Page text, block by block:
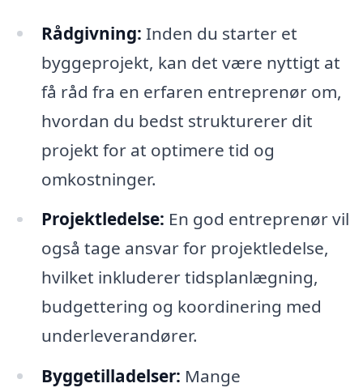
Rådgivning: Inden du starter et
byggeprojekt, kan det være nyttigt at
få råd fra en erfaren entreprenør om,
hvordan du bedst strukturerer dit
projekt for at optimere tid og
omkostninger.
Projektledelse: En god entreprenør vil
også tage ansvar for projektledelse,
hvilket inkluderer tidsplanlægning,
budgettering og koordinering med
underleverandører.
Byggetilladelser: Mange